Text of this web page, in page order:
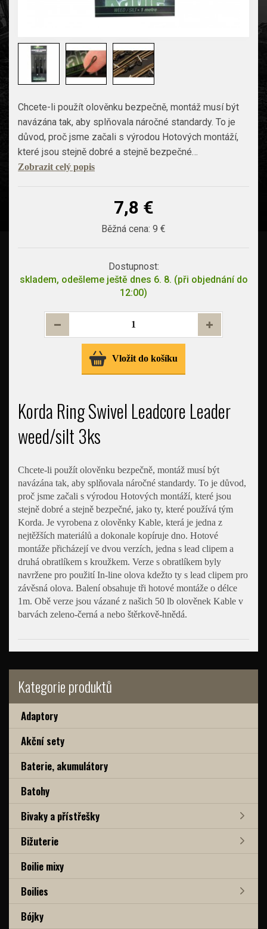
Kategorie produktů
Adaptory
Akční sety
Baterie, akumulátory
Batohy
Bivaky a přístřešky
Bižuterie
Boilie mixy
Boilies
Bójky
Chcete-li použít olověnku bezpečně, montáž musí být
navázána tak, aby splňovala náročné standardy. To je
důvod, proč jsme začali s výrodou Hotových montáží,
které jsou stejně dobré a stejně bezpečné…
Zobrazit celý popis
7,8 €
Běžná cena: 9 €
Dostupnost:
skladem, odešleme ještě dnes 6. 8. (při objednání do
12:00)
Vložit do košíku
Korda Ring Swivel Leadcore Leader
weed/silt 3ks
Chcete-li použít olověnku bezpečně, montáž musí být
navázána tak, aby splňovala náročné standardy. To je důvod,
proč jsme začali s výrodou Hotových montáží, které jsou
stejně dobré a stejně bezpečné, jako ty, které používá tým
Korda. Je vyrobena z olověnky Kable, která je jedna z
nejtěžších materiálů a dokonale kopíruje dno. Hotové
montáže přicházejí ve dvou verzích, jedna s lead clipem a
druhá obratlíkem s kroužkem. Verze s obratlíkem byly
navržene pro použití In-line olova kdežto ty s lead clipem pro
závěsná olova. Balení obsahuje tři hotové montáže o délce
1m. Obě verze jsou vázané z našich 50 lb olověnek Kable v
barvách zeleno-černá a nebo štěrkově-hnědá.